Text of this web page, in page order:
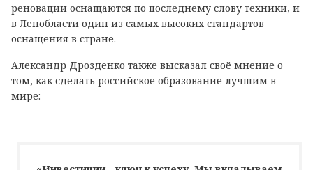
реновации оснащаются по последнему слову техники, и
в Ленобласти один из самых высоких стандартов
оснащения в стране.
Александр Дрозденко также высказал своё мнение о
том, как сделать российское образование лучшим в
мире: